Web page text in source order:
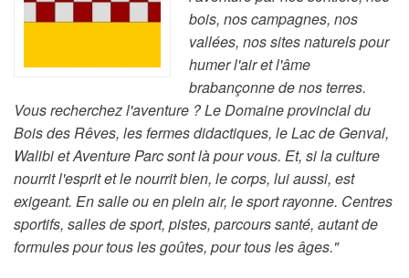
bois, nos campagnes, nos
vallées, nos sites naturels pour
humer l'air et l'âme
brabançonne de nos terres.
Vous recherchez l'aventure ? Le Domaine provincial du
Bois des Rêves, les fermes didactiques, le Lac de Genval,
Walibi et Aventure Parc sont là pour vous. Et, si la culture
nourrit l'esprit et le nourrit bien, le corps, lui aussi, est
exigeant. En salle ou en plein air, le sport rayonne. Centres
sportifs, salles de sport, pistes, parcours santé, autant de
formules pour tous les goûtes, pour tous les âges."